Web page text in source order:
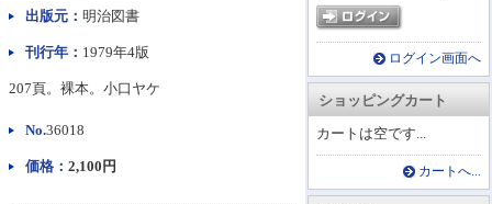
ログイン画面へ
ショッピングカート
カートは空です...
カートへ...
出版元： 明治図書
刊行年： 1979年4版
207頁。裸本。小口ヤケ
No.36018
価格： 2,100円